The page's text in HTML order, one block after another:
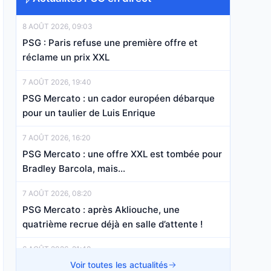
8 AOÛT 2026, 09:03
PSG : Paris refuse une première offre et
réclame un prix XXL
7 AOÛT 2026, 19:40
PSG Mercato : un cador européen débarque
pour un taulier de Luis Enrique
7 AOÛT 2026, 16:20
PSG Mercato : une offre XXL est tombée pour
Bradley Barcola, mais…
7 AOÛT 2026, 08:20
PSG Mercato : après Akliouche, une
quatrième recrue déjà en salle d’attente !
6 AOÛT 2026, 21:40
PSG Mercato : Paris relance un dossier à 40
Voir toutes les actualités